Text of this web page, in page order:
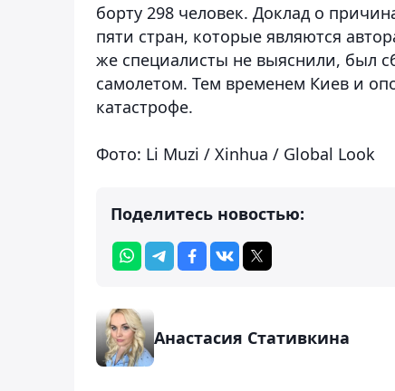
борту 298 человек. Доклад о
пяти стран, которые являются
же специалисты не выяснили, был
самолетом. Тем временем Киев и
катастрофе.
Фото: Li Muzi / Xinhua / Global Look
Поделитесь новостью:
Анастасия Стативкина